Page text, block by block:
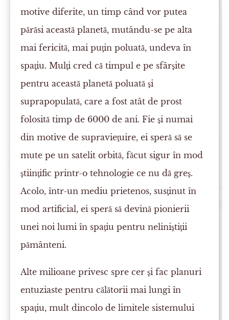
motive diferite, un timp când vor putea
părăsi această planetă, mutându-se pe alta
mai fericită, mai puţin poluată, undeva în
spaţiu. Mulţi cred că timpul e pe sfârşite
pentru această planetă poluată şi
suprapopulată, care a fost atât de prost
folosită timp de 6000 de ani. Fie şi numai
din motive de supravieţuire, ei speră să se
mute pe un satelit orbită, făcut sigur în mod
ştiinţific printr-o tehnologie ce nu dă greş.
Acolo, într-un mediu prietenos, susţinut în
mod artificial, ei speră să devină pionierii
unei noi lumi în spaţiu pentru neliniştiţii
pământeni.
Alte milioane privesc spre cer şi fac planuri
entuziaste pentru călătorii mai lungi în
spaţiu, mult dincolo de limitele sistemului